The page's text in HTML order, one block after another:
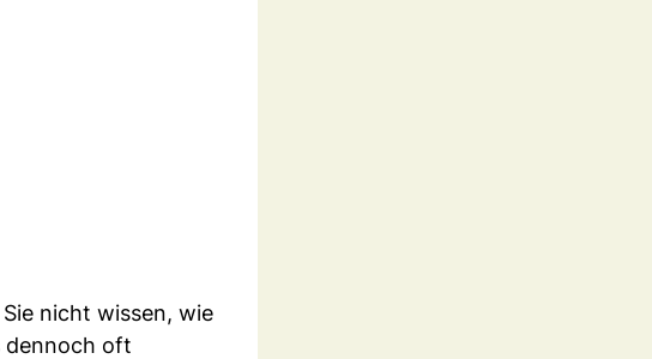
nicht wissen, wie
dennoch oft